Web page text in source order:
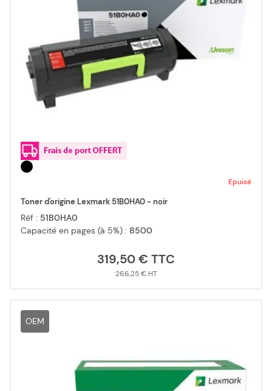
Epuisé
Toner d'origine Lexmark 51B0HA0 - noir
Réf : 51B0HA0
Capacité en pages (à 5%) : 8500
319,50 €
266,25 €
OEM